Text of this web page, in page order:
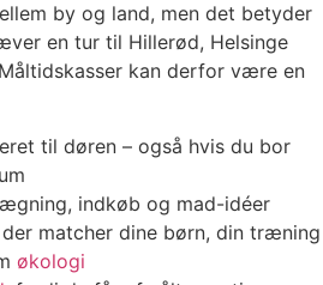
by og land, men det betyder
en tur til Hillerød, Helsinge
kan derfor være en
til døren – også hvis du bor
indkøb og mad-idéer
matcher dine børn, din træning
økologi